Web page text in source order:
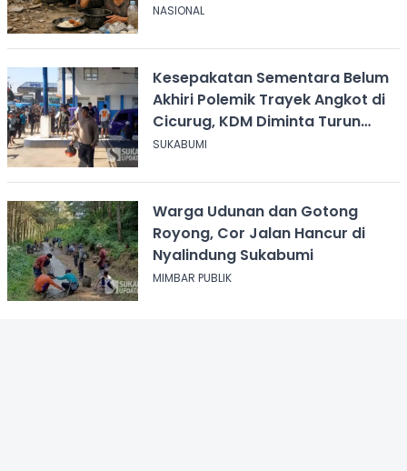
NASIONAL
Kesepakatan Sementara Belum
Akhiri Polemik Trayek Angkot di
Cicurug, KDM Diminta Turun
Tangan
SUKABUMI
Warga Udunan dan Gotong
Royong, Cor Jalan Hancur di
Nyalindung Sukabumi
MIMBAR PUBLIK